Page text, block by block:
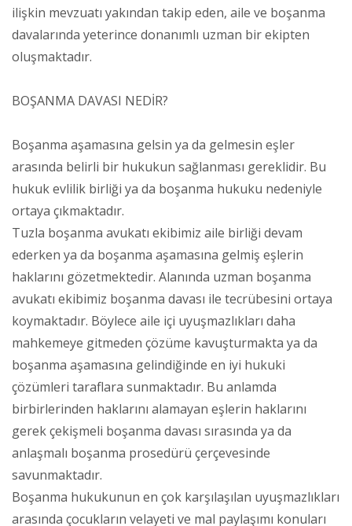
ilişkin mevzuatı yakından takip eden, aile ve boşanma
davalarında yeterince donanımlı uzman bir ekipten
oluşmaktadır.
BOŞANMA DAVASI NEDİR?
Boşanma aşamasına gelsin ya da gelmesin eşler
arasında belirli bir hukukun sağlanması gereklidir. Bu
hukuk evlilik birliği ya da boşanma hukuku nedeniyle
ortaya çıkmaktadır.
Tuzla boşanma avukatı ekibimiz aile birliği devam
ederken ya da boşanma aşamasına gelmiş eşlerin
haklarını gözetmektedir. Alanında uzman boşanma
avukatı ekibimiz boşanma davası ile tecrübesini ortaya
koymaktadır. Böylece aile içi uyuşmazlıkları daha
mahkemeye gitmeden çözüme kavuşturmakta ya da
boşanma aşamasına gelindiğinde en iyi hukuki
çözümleri taraflara sunmaktadır. Bu anlamda
birbirlerinden haklarını alamayan eşlerin haklarını
gerek çekişmeli boşanma davası sırasında ya da
anlaşmalı boşanma prosedürü çerçevesinde
savunmaktadır.
Boşanma hukukunun en çok karşılaşılan uyuşmazlıkları
arasında çocukların velayeti ve mal paylaşımı konuları